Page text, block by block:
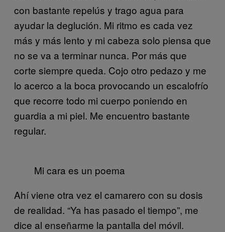
con bastante repelús y trago agua para
ayudar la deglución. Mi ritmo es cada vez
más y más lento y mi cabeza solo piensa que
no se va a terminar nunca. Por más que
corte siempre queda. Cojo otro pedazo y me
lo acerco a la boca provocando un escalofrío
que recorre todo mi cuerpo poniendo en
guardia a mi piel. Me encuentro bastante
regular.
Mi cara es un poema
Ahí viene otra vez el camarero con su dosis
de realidad. “Ya has pasado el tiempo”, me
dice al enseñarme la pantalla del móvil.